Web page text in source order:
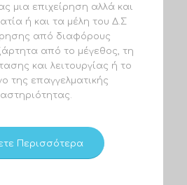
μια επιχείρηση αλλά και
ή και τα μέλη του Δ.Σ
από διαφόρους
από το μέγεθος, τη
και λειτουργίας ή το
της επαγγελματικής
Περισσότερα